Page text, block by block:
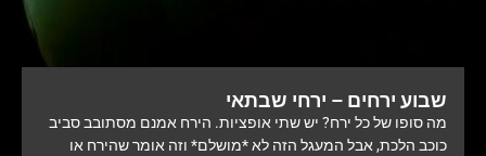
שבוע ירחים – ירחי שבתאי
מה סופו של כל ירח? יש שתי אופציות. הירח אמנם מסתובב סביב
כוכב הלכת, אבל המעגל הזה לא *מושלם* וזה אומר שהירח או